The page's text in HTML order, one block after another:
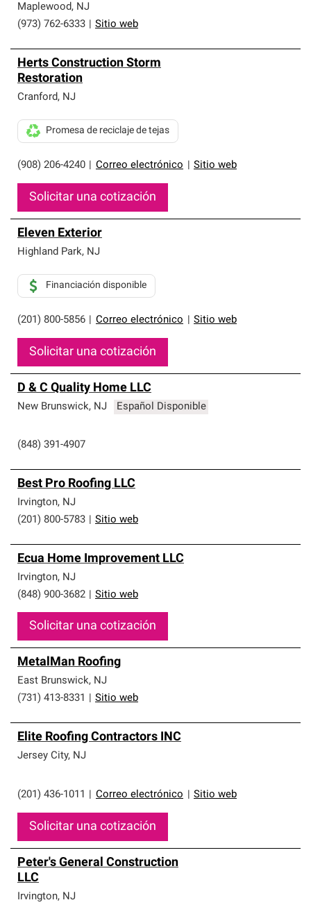
Maplewood, NJ
(973) 762-6333
Sitio web
Herts Construction Storm
Restoration
Cranford, NJ
(908) 206-4240 Correo electrónico Sitio web
Promesa de reciclaje de tejas
Solicitar una cotización
Eleven Exterior
Highland Park, NJ
(201) 800-5856 Correo electrónico Sitio web
Financiación disponible
Solicitar una cotización
D & C Quality Home LLC
New Brunswick, NJ Español Disponible
(848) 391-4907
Best Pro Roofing LLC
Irvington, NJ
(201) 800-5783
Sitio web
Ecua Home Improvement LLC
Irvington, NJ
(848) 900-3682
Sitio web
Solicitar una cotización
MetalMan Roofing
East Brunswick, NJ
(731) 413-8331
Sitio web
Elite Roofing Contractors INC
Jersey City, NJ
(201) 436-1011 Correo electrónico Sitio web
Solicitar una cotización
Peter's General Construction
LLC
Irvington, NJ